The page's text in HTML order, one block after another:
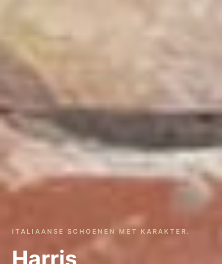
ITALIAANSE SCHOENEN MET KARAKTER.
Harris